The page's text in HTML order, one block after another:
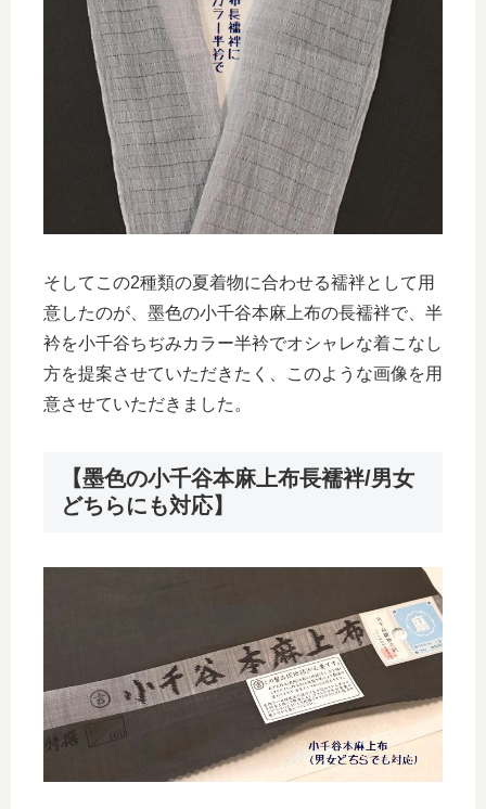
そしてこの2種類の夏着物に合わせる襦袢として用
意したのが、墨色の小千谷本麻上布の長襦袢で、半
衿を小千谷ちぢみカラー半衿でオシャレな着こなし
方を提案させていただきたく、このような画像を用
意させていただきました。
【墨色の小千谷本麻上布長襦袢/男女
どちらにも対応】